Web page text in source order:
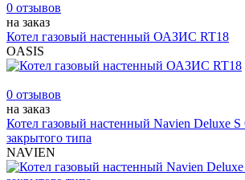
0 отзывов
на заказ
Котел газовый настенный ОАЗИС RT18
OASIS
0 отзывов
на заказ
Котел газовый настенный Navien Deluxe
закрытого типа
NAVIEN